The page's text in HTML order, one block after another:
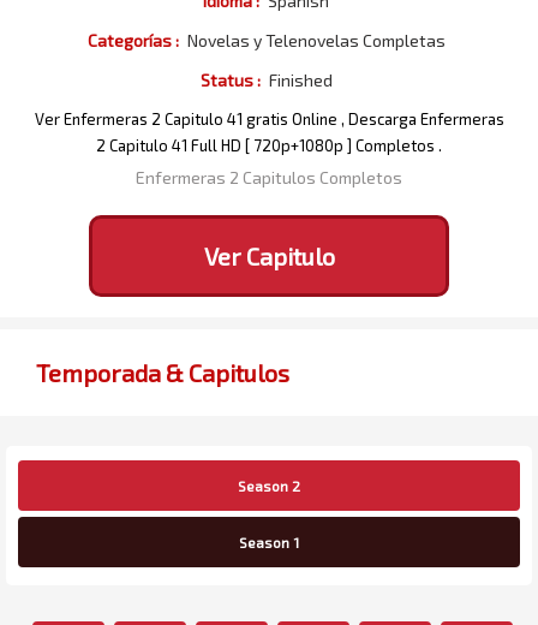
Categorías : Novelas y Telenovelas Completas
Status : Finished
Ver Enfermeras 2 Capitulo 41 gratis Online , Descarga Enfermeras
2 Capitulo 41 Full HD [ 720p+1080p ] Completos .
Enfermeras 2 Capitulos Completos
Ver Capitulo
Temporada & Capitulos
Season 2
Season 1